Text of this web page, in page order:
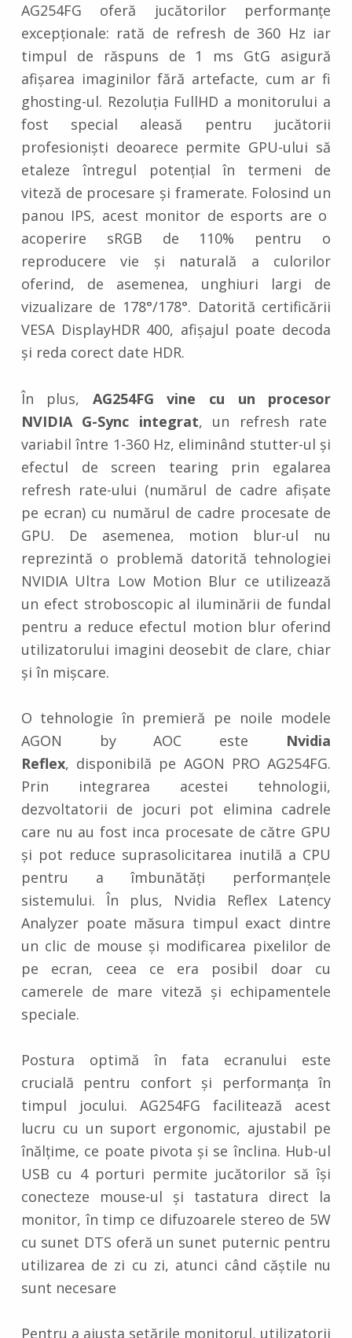
AG254FG oferă jucătorilor performanțe
excepționale: rată de refresh de 360 ​​Hz iar
timpul de răspuns de 1 ms GtG asigură
afișarea imaginilor fără artefacte, cum ar fi
ghosting-ul. Rezoluția FullHD a monitorului a
fost special aleasă pentru jucătorii
profesioniști deoarece permite GPU-ului să
etaleze întregul potențial în termeni de
viteză de procesare și framerate. Folosind un
panou IPS, acest monitor de esports are o
acoperire sRGB de 110% pentru o
reproducere vie și naturală a culorilor
oferind, de asemenea, unghiuri largi de
vizualizare de 178°/178°. Datorită certificării
VESA DisplayHDR 400, afișajul poate decoda
și reda corect date HDR.
În plus, AG254FG vine cu un procesor
NVIDIA G-Sync integrat, un refresh rate
variabil între 1-360 Hz, eliminând stutter-ul și
efectul de screen tearing prin egalarea
refresh rate-ului (numărul de cadre afișate
pe ecran) cu numărul de cadre procesate de
GPU. De asemenea, motion blur-ul nu
reprezintă o problemă datorită tehnologiei
NVIDIA Ultra Low Motion Blur ce utilizează
un efect stroboscopic al iluminării de fundal
pentru a reduce efectul motion blur oferind
utilizatorului imagini deosebit de clare, chiar
și în mișcare.
O tehnologie în premieră pe noile modele
AGON by AOC este Nvidia
Reflex, disponibilă pe AGON PRO AG254FG.
Prin integrarea acestei tehnologii,
dezvoltatorii de jocuri pot elimina cadrele
care nu au fost inca procesate de către GPU
și pot reduce suprasolicitarea inutilă a CPU
pentru a îmbunătăți performanțele
sistemului. În plus, Nvidia Reflex Latency
Analyzer poate măsura timpul exact dintre
un clic de mouse și modificarea pixelilor de
pe ecran, ceea ce era posibil doar cu
camerele de mare viteză și echipamentele
speciale.
Postura optimă în fata ecranului este
crucială pentru confort și performanța în
timpul jocului. AG254FG facilitează acest
lucru cu un suport ergonomic, ajustabil pe
înălțime, ce poate pivota și se înclina. Hub-ul
USB cu 4 porturi permite jucătorilor să își
conecteze mouse-ul și tastatura direct la
monitor, în timp ce difuzoarele stereo de 5W
cu sunet DTS oferă un sunet puternic pentru
utilizarea de zi cu zi, atunci când căștile nu
sunt necesare
Pentru a ajusta setările monitorul, utilizatorii